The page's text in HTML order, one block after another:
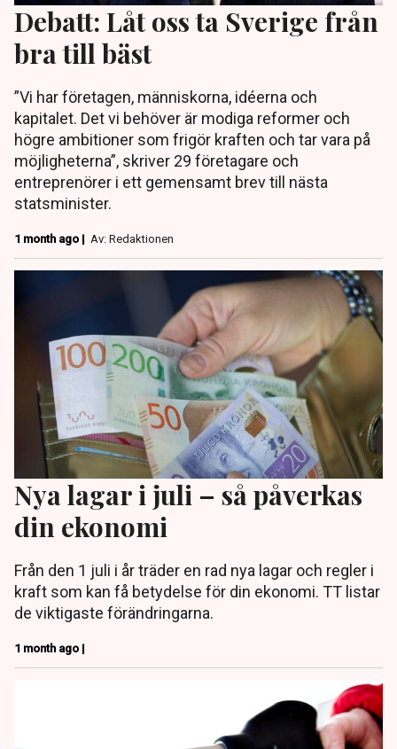
Debatt: Låt oss ta Sverige från
bra till bäst
”Vi har företagen, människorna, idéerna och
kapitalet. Det vi behöver är modiga reformer och
högre ambitioner som frigör kraften och tar vara på
möjligheterna”, skriver 29 företagare och
entreprenörer i ett gemensamt brev till nästa
statsminister.
1 month ago | Av: Redaktionen
Nya lagar i juli – så påverkas
din ekonomi
Från den 1 juli i år träder en rad nya lagar och regler i
kraft som kan få betydelse för din ekonomi. TT listar
de viktigaste förändringarna.
1 month ago |